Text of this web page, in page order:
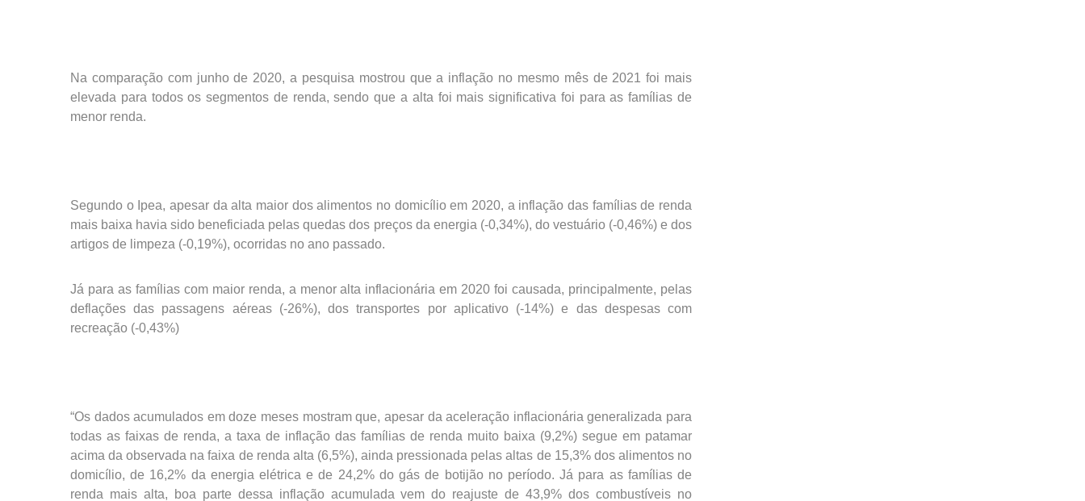
Na comparação com junho de 2020, a pesquisa mostrou que a inflação no mesmo mês de 2021 foi mais
elevada para todos os segmentos de renda, sendo que a alta foi mais significativa foi para as famílias de
menor renda.
Segundo o Ipea, apesar da alta maior dos alimentos no domicílio em 2020, a inflação das famílias de renda
mais baixa havia sido beneficiada pelas quedas dos preços da energia (-0,34%), do vestuário (-0,46%) e dos
artigos de limpeza (-0,19%), ocorridas no ano passado.
Já para as famílias com maior renda, a menor alta inflacionária em 2020 foi causada, principalmente, pelas
deflações das passagens aéreas (-26%), dos transportes por aplicativo (-14%) e das despesas com
recreação (-0,43%)
“Os dados acumulados em doze meses mostram que, apesar da aceleração inflacionária generalizada para
todas as faixas de renda, a taxa de inflação das famílias de renda muito baixa (9,2%) segue em patamar
acima da observada na faixa de renda alta (6,5%), ainda pressionada pelas altas de 15,3% dos alimentos no
domicílio, de 16,2% da energia elétrica e de 24,2% do gás de botijão no período. Já para as famílias de
renda mais alta, boa parte dessa inflação acumulada vem do reajuste de 43,9% dos combustíveis no